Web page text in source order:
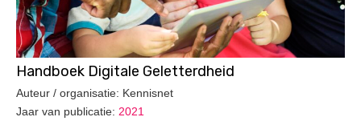
Handboek Digitale Geletterdheid
Auteur / organisatie: Kennisnet
Jaar van publicatie: 2021